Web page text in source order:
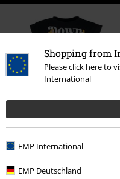
Shopping from
Please click here to
International
EMP International
EMP Deutschland
%